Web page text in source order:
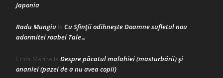
Japonia
Radu Mungiu la Cu Sfinții odihnește Doamne sufletul nou
adormitei roabei Tale…
Crina Marina la Despre păcatul malahiei (masturbării) şi
onaniei (pazei de a nu avea copii)